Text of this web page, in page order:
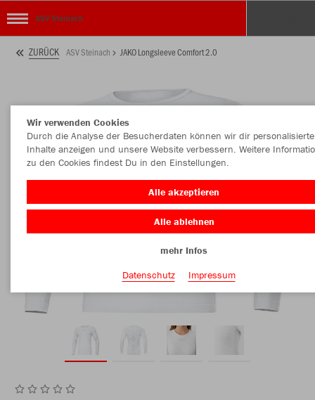
ASV Steinach
ZURÜCK ASV Steinach JAKO Longsleeve Comfort 2.0
Wir verwenden Cookies
Durch die Analyse der Besucherdaten können wir dir personalisierte
Inhalte anzeigen und unsere Website verbessern. Weitere
zu den Cookies findest Du in den Einstellungen.
Alle akzeptieren
Alle ablehnen
mehr Infos
Datenschutz
Impressum